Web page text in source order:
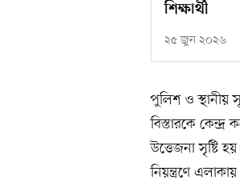
শিক্ষার্থী
২৫ জুন ২০২৬
পুলিশ ও স্থানীয়
বিস্তারকে
উত্তেজনা সৃষ্টি
নিয়ন্ত্রণে